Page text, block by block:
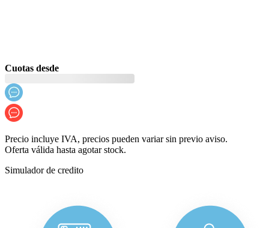
Cuotas desde
Precio incluye IVA, precios pueden variar sin previo aviso.
Oferta válida hasta agotar stock.
Simulador de credito